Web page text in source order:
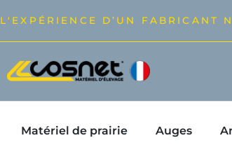
L'EXPÉRIENCE D’UN FABRICANT
Matériel de prairie Auges